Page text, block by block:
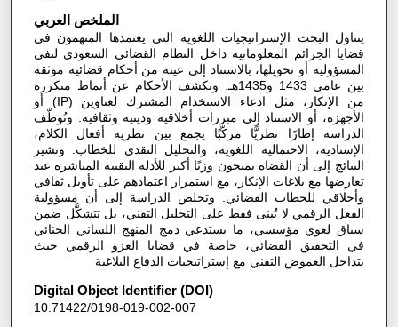
الملخص العربي
يتناول البحث الإستراتيجيات اللغوية التي يعتمدها المتهمون في
قضايا الجرائم المعلوماتية داخل النظام القضائي السعودي لنفي
المسؤولية أو تحويلها، بالاستناد إلى عينة من أحكام قضائية موثقة
بين عامي 1433 و1435هـ. وتكشف الأحكام عن أنماط متكررة
من الإنكار، مثل ادعاء الاستخدام المشترك لعناوين (IP) أو
الأجهزة، أو الاستناد إلى مبررات أخلاقية ودينية وثقافية. وتُوظّف
الدراسة إطارًا نظريًّا مركّبًا يجمع بين نظرية أفعال الكلام،
الإسنادية، الاحتمالية اللغوية، والتحليل النقدي للخطاب. وتشير
النتائج إلى أن القضاة يمنحون وزنًا أكبر للأدلة التقنية المباشرة عند
تعارضها مع بلاغات الإنكار، مع استمرار اعتمادهم على تأويل ثقافي
وأخلاقي للخطاب القضائي. وتخلص الدراسة إلى أن مسؤولية
الفعل الرقمي لا تُبنى فقط على التحليل التقني، بل تتشكَّل ضمن
سياق لغوي مؤسسي، ما يستدعي دمج المنهج اللساني الجنائي
في التحقيق القضائي، خاصة في قضايا العزو الرقمي حيث
يتداخل الغموض التقني مع إستراتيجيات الدفاع البلاغية
Digital Object Identifier (DOI)
10.71422/0198-019-002-007